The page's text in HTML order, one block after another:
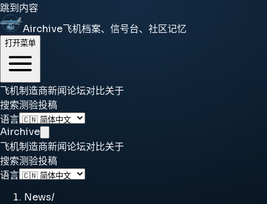
跳到内容
Airchive飞机档案、信号台、社区记忆
打开菜单
飞机制造商新闻论坛对比关于
搜索测验投稿
语言
Airchive
飞机制造商新闻论坛对比关于
搜索测验投稿
语言
News/